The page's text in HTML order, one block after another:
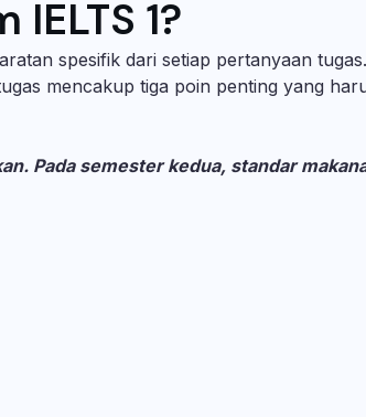
1?
spesifik dari setiap pertanyaan tugas.
mencakup tiga poin penting yang
Pada semester kedua, standar